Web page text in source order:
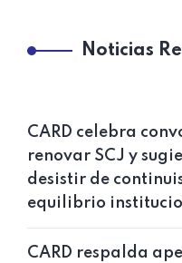
Noticias
CARD celebra
renovar SCJ y
desistir de
equilibrio
CARD respalda